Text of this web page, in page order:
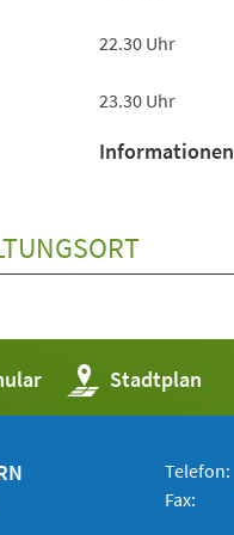
22.30 Uhr
23.30 Uhr
Informationen
Stadtplan
(Öffnet
in
einem
Telefon:
Fax: